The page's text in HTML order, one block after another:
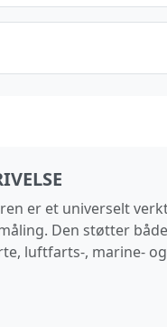
er et universelt
Den støtter
luftfarts-, marine-